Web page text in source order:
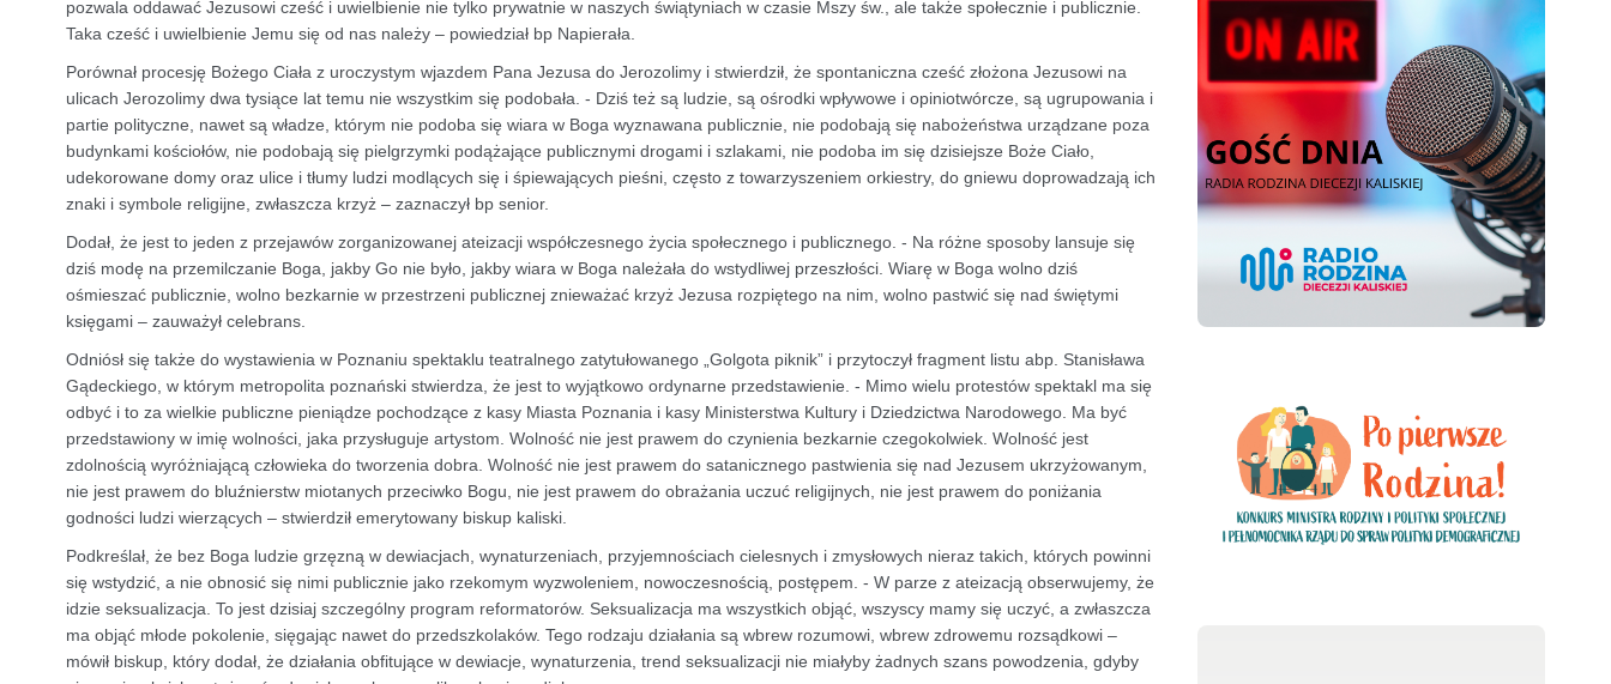
pozwala oddawać Jezusowi cześć i uwielbienie nie tylko prywatnie w naszych świątyniach w czasie Mszy św., ale także społecznie i publicznie.
Taka cześć i uwielbienie Jemu się od nas należy – powiedział bp Napierała.
Porównał procesję Bożego Ciała z uroczystym wjazdem Pana Jezusa do Jerozolimy i stwierdził, że spontaniczna cześć złożona Jezusowi na
ulicach Jerozolimy dwa tysiące lat temu nie wszystkim się podobała. - Dziś też są ludzie, są ośrodki wpływowe i opiniotwórcze, są ugrupowania i
partie polityczne, nawet są władze, którym nie podoba się wiara w Boga wyznawana publicznie, nie podobają się nabożeństwa urządzane poza
budynkami kościołów, nie podobają się pielgrzymki podążające publicznymi drogami i szlakami, nie podoba im się dzisiejsze Boże Ciało,
udekorowane domy oraz ulice i tłumy ludzi modlących się i śpiewających pieśni, często z towarzyszeniem orkiestry, do gniewu doprowadzają ich
znaki i symbole religijne, zwłaszcza krzyż – zaznaczył bp senior.
Dodał, że jest to jeden z przejawów zorganizowanej ateizacji współczesnego życia społecznego i publicznego. - Na różne sposoby lansuje się
dziś modę na przemilczanie Boga, jakby Go nie było, jakby wiara w Boga należała do wstydliwej przeszłości. Wiarę w Boga wolno dziś
ośmieszać publicznie, wolno bezkarnie w przestrzeni publicznej znieważać krzyż Jezusa rozpiętego na nim, wolno pastwić się nad świętymi
księgami – zauważył celebrans.
Odniósł się także do wystawienia w Poznaniu spektaklu teatralnego zatytułowanego „Golgota piknik” i przytoczył fragment listu abp. Stanisława
Gądeckiego, w którym metropolita poznański stwierdza, że jest to wyjątkowo ordynarne przedstawienie. - Mimo wielu protestów spektakl ma się
odbyć i to za wielkie publiczne pieniądze pochodzące z kasy Miasta Poznania i kasy Ministerstwa Kultury i Dziedzictwa Narodowego. Ma być
przedstawiony w imię wolności, jaka przysługuje artystom. Wolność nie jest prawem do czynienia bezkarnie czegokolwiek. Wolność jest
zdolnością wyróżniającą człowieka do tworzenia dobra. Wolność nie jest prawem do satanicznego pastwienia się nad Jezusem ukrzyżowanym,
nie jest prawem do bluźnierstw miotanych przeciwko Bogu, nie jest prawem do obrażania uczuć religijnych, nie jest prawem do poniżania
godności ludzi wierzących – stwierdził emerytowany biskup kaliski.
Podkreślał, że bez Boga ludzie grzęzną w dewiacjach, wynaturzeniach, przyjemnościach cielesnych i zmysłowych nieraz takich, których powinni
się wstydzić, a nie obnosić się nimi publicznie jako rzekomym wyzwoleniem, nowoczesnością, postępem. - W parze z ateizacją obserwujemy, że
idzie seksualizacja. To jest dzisiaj szczególny program reformatorów. Seksualizacja ma wszystkich objąć, wszyscy mamy się uczyć, a zwłaszcza
ma objąć młode pokolenie, sięgając nawet do przedszkolaków. Tego rodzaju działania są wbrew rozumowi, wbrew zdrowemu rozsądkowi –
mówił biskup, który dodał, że działania obfitujące w dewiacje, wynaturzenia, trend seksualizacji nie miałyby żadnych szans powodzenia, gdyby